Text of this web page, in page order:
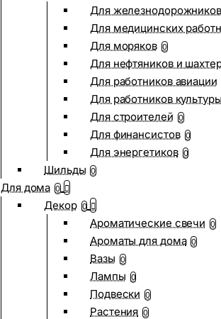
Для железнодорожников
Для медицинских
Для моряков 0
Для нефтяников и
Для работников авиации
Для работников
Для строителей 0
Для финансистов 0
Для энергетиков 0
Шильды 0
Для дома 0
Декор 0
Ароматические свечи 0
Ароматы для дома 0
Вазы 0
Лампы 0
Подвески 0
Растения 0